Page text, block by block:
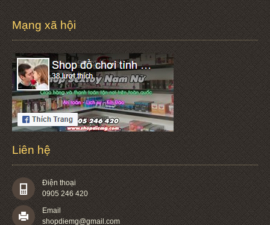
Mạng xã hội
Liên hệ
Điện thoại
0905 246 420
Email
shopdiemg@gmail.com